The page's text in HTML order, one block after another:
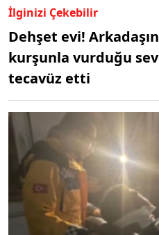
İlginizi Çekebilir
Dehşet evi!
kurşunla vurduğu
tecavüz etti